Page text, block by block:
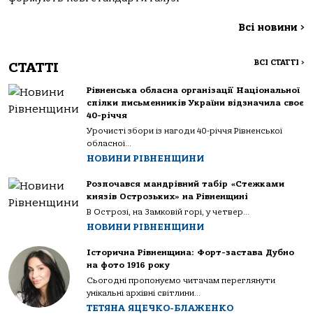
Всі новини >
СТАТТІ ВСІ СТАТТІ >
Рівненська обласна організації Національної
спілки письменників України відзначила своє
40-річчя
Урочисті збори із нагоди 40-річчя Рівненської
обласної...
НОВИНИ РІВНЕНЩИНИ
Розпочався мандрівний табір «Стежками
князів Острозьких» на Рівненщині
В Острозі, на Замковій горі, у четвер...
НОВИНИ РІВНЕНЩИНИ
Історична Рівненщина: Форт-застава Дубно
на фото 1916 року
Сьогодні пропонуємо читачам переглянути
унікальні архівні світлини...
ТЕТЯНА ЯЦЕЧКО-БЛАЖЕНКО